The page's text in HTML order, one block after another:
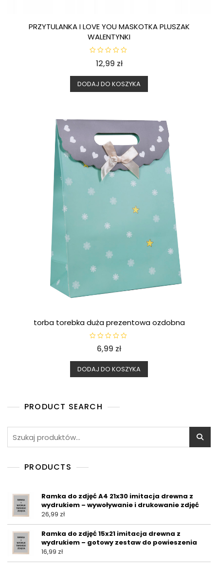
PRZYTULANKA I LOVE YOU MASKOTKA PLUSZAK
WALENTYNKI
n
i
o
n
12,99 zł
DODAJ DO KOSZYKA
torba torebka duża prezentowa ozdobna
n
i
o
n
a
5
6,99 zł
DODAJ DO KOSZYKA
PRODUCT SEARCH
Szukaj:
PRODUCTS
Ramka do zdjęć A4 21x30 imitacja drewna z
wydrukiem – wywoływanie i drukowanie zdjęć
26,99 zł
Ramka do zdjęć 15x21 imitacja drewna z
wydrukiem – gotowy zestaw do powieszenia
16,99 zł